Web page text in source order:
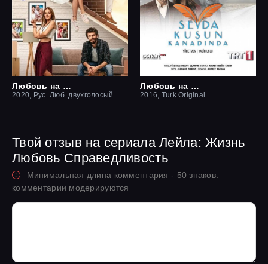
Любовь на крыше / Чердак любви
2020, Рус. Люб. двухголосый
Любовь на крыльях птицы
2016, Turk.Original
Твой отзыв на сериала Лейла: Жизнь
Любовь Справедливость
Минимальная длина комментария - 50 знаков.
комментарии модерируются